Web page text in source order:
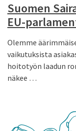
Suomen
EU-
Olemme
vaikutuksista
hoitotyön laadun
näkee …